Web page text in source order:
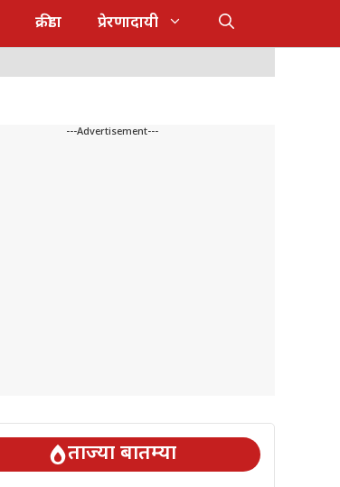
क्रीडा प्रेरणादायी
---Advertisement---
ताज्या बातम्या